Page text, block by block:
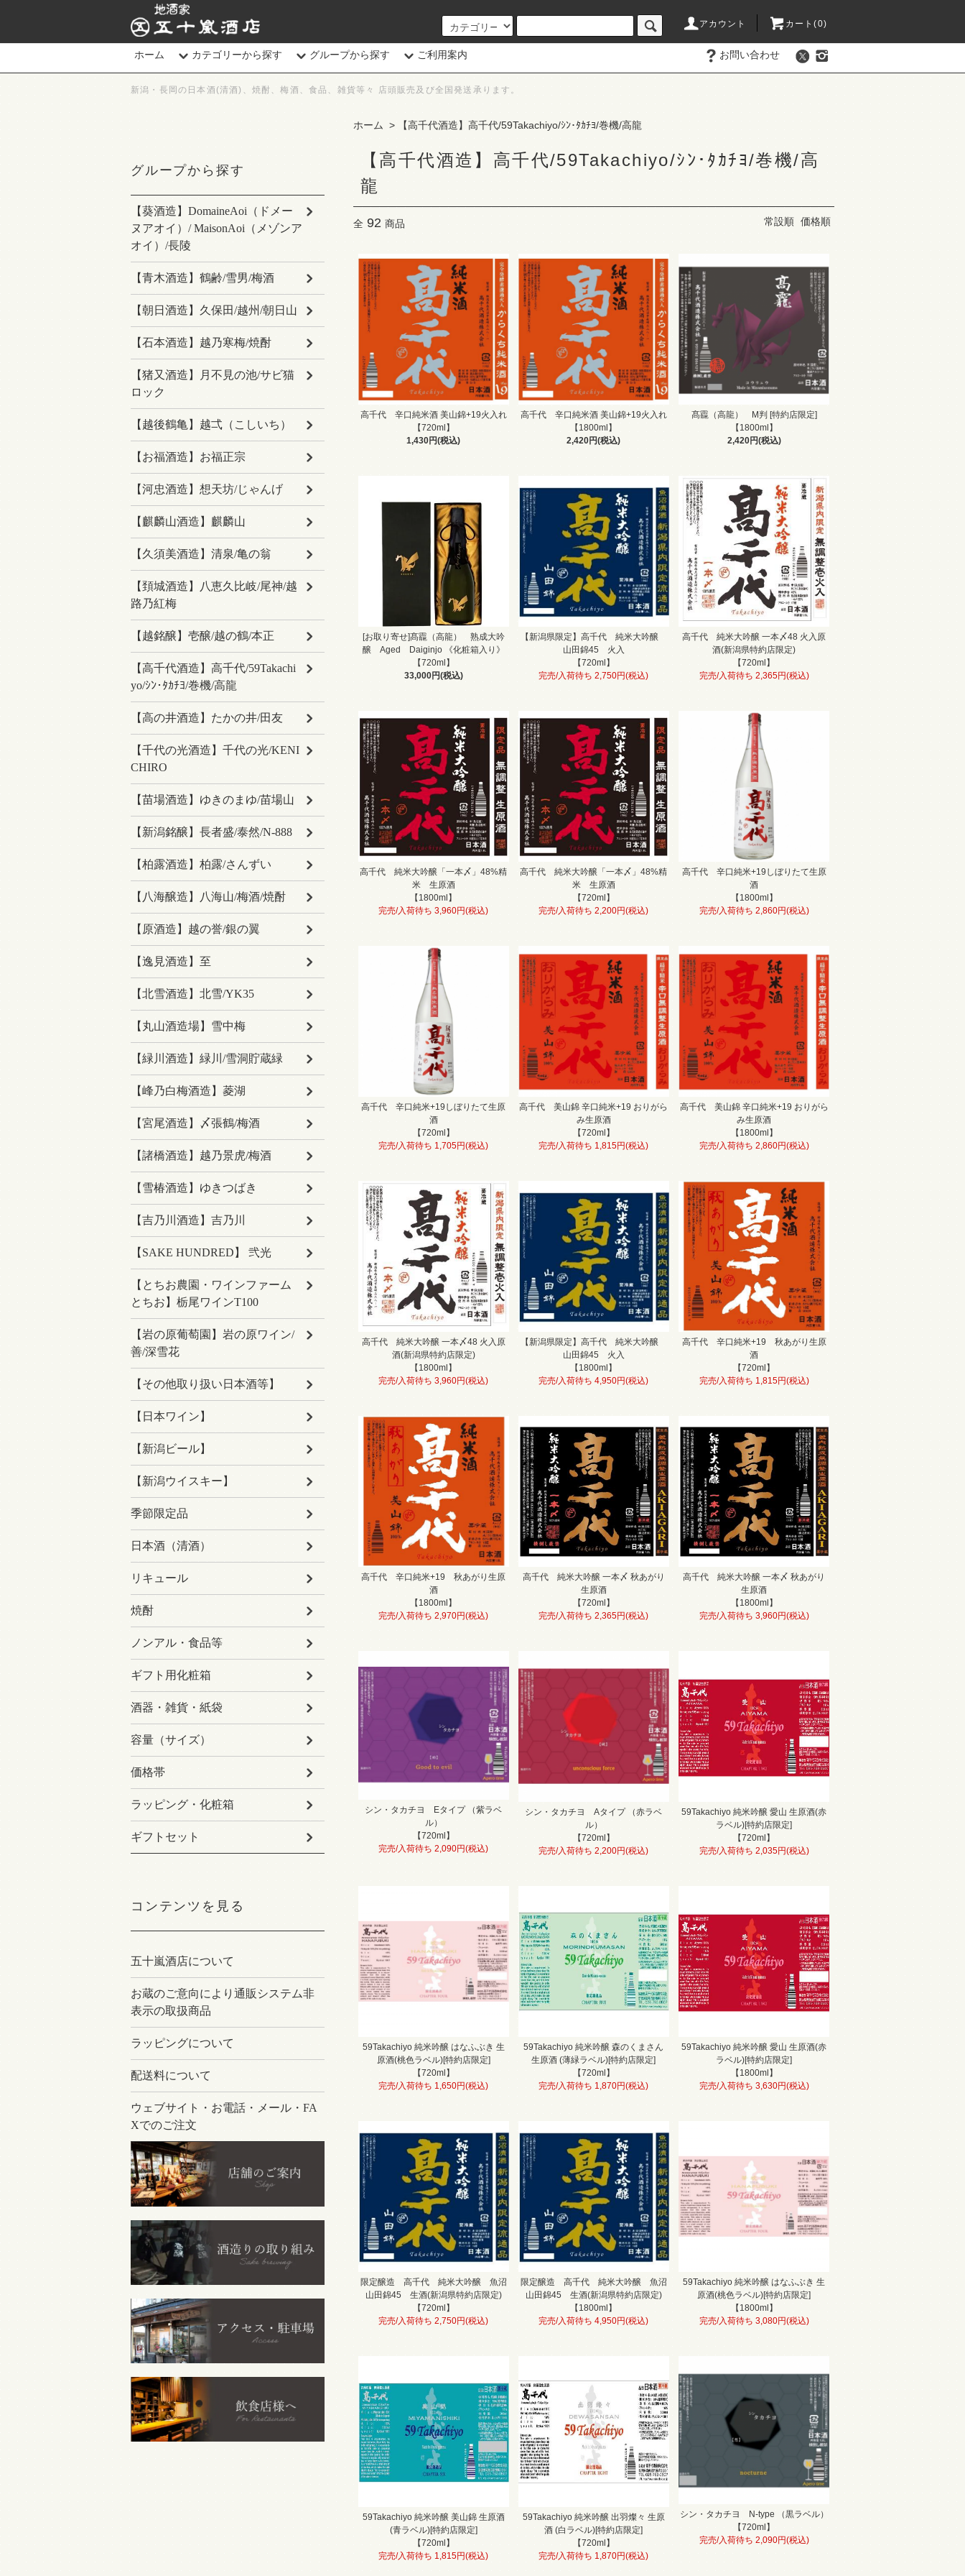
アカウント カート(0)
ホーム カテゴリーから探す グループから探す ご利用案内 お問い合わせ
新潟・長岡の日本酒(清酒)、焼酎、梅酒、食品、雑貨等々 店頭販売及び全国発送承ります。
ホーム > 【高千代酒造】高千代/59Takachiyo/ｼﾝ･ﾀｶﾁﾖ/巻機/高龍
【高千代酒造】高千代/59Takachiyo/ｼﾝ･ﾀｶﾁﾖ/巻機/高
龍
全 92 商品 常設順 価格順
高千代 辛口純米酒 美山錦+19火入れ
【720ml】
1,430円(税込)
高千代 辛口純米酒 美山錦+19火入れ
【1800ml】
2,420円(税込)
髙龗（高龍） M判 [特約店限定]
【1800ml】
2,420円(税込)
[お取り寄せ]髙龗（高龍） 熟成大吟
醸 Aged Daiginjo 《化粧箱入り》
【720ml】
33,000円(税込)
【新潟県限定】高千代 純米大吟醸
山田錦45 火入
【720ml】
完売/入荷待ち 2,750円(税込)
高千代 純米大吟醸 一本〆48 火入原
酒(新潟県特約店限定)
【720ml】
完売/入荷待ち 2,365円(税込)
高千代 純米大吟醸「一本〆」48%精
米 生原酒
【1800ml】
完売/入荷待ち 3,960円(税込)
高千代 純米大吟醸「一本〆」48%精
米 生原酒
【720ml】
完売/入荷待ち 2,200円(税込)
高千代 辛口純米+19しぼりたて生原
酒
【1800ml】
完売/入荷待ち 2,860円(税込)
高千代 辛口純米+19しぼりたて生原
酒
【720ml】
完売/入荷待ち 1,705円(税込)
高千代 美山錦 辛口純米+19 おりがら
み生原酒
【720ml】
完売/入荷待ち 1,815円(税込)
高千代 美山錦 辛口純米+19 おりがら
み生原酒
【1800ml】
完売/入荷待ち 2,860円(税込)
高千代 純米大吟醸 一本〆48 火入原
酒(新潟県特約店限定)
【1800ml】
完売/入荷待ち 3,960円(税込)
【新潟県限定】高千代 純米大吟醸
山田錦45 火入
【1800ml】
完売/入荷待ち 4,950円(税込)
高千代 辛口純米+19 秋あがり生原
酒
【720ml】
完売/入荷待ち 1,815円(税込)
高千代 辛口純米+19 秋あがり生原
酒
【1800ml】
完売/入荷待ち 2,970円(税込)
高千代 純米大吟醸 一本〆 秋あがり
生原酒
【720ml】
完売/入荷待ち 2,365円(税込)
高千代 純米大吟醸 一本〆 秋あがり
生原酒
【1800ml】
完売/入荷待ち 3,960円(税込)
シン・タカチヨ Eタイプ （紫ラベ
ル）
【720ml】
完売/入荷待ち 2,090円(税込)
シン・タカチヨ Aタイプ （赤ラベ
ル）
【720ml】
完売/入荷待ち 2,200円(税込)
59Takachiyo 純米吟醸 愛山 生原酒(赤
ラベル)[特約店限定]
【720ml】
完売/入荷待ち 2,035円(税込)
59Takachiyo 純米吟醸 はなふぶき 生
原酒(桃色ラベル)[特約店限定]
【720ml】
完売/入荷待ち 1,650円(税込)
59Takachiyo 純米吟醸 森のくまさん
生原酒 (薄緑ラベル)[特約店限定]
【720ml】
完売/入荷待ち 1,870円(税込)
59Takachiyo 純米吟醸 愛山 生原酒(赤
ラベル)[特約店限定]
【1800ml】
完売/入荷待ち 3,630円(税込)
限定醸造 高千代 純米大吟醸 魚沼
山田錦45 生酒(新潟県特約店限定)
【720ml】
完売/入荷待ち 2,750円(税込)
限定醸造 高千代 純米大吟醸 魚沼
山田錦45 生酒(新潟県特約店限定)
【1800ml】
完売/入荷待ち 4,950円(税込)
59Takachiyo 純米吟醸 はなふぶき 生
原酒(桃色ラベル)[特約店限定]
【1800ml】
完売/入荷待ち 3,080円(税込)
59Takachiyo 純米吟醸 美山錦 生原酒
(青ラベル)[特約店限定]
【720ml】
完売/入荷待ち 1,815円(税込)
59Takachiyo 純米吟醸 出羽燦々 生原
酒 (白ラベル)[特約店限定]
【720ml】
完売/入荷待ち 1,870円(税込)
シン・タカチヨ N-type （黒ラベル）
【720ml】
完売/入荷待ち 2,090円(税込)
グループから探す
【葵酒造】DomaineAoi（ドメー
ヌアオイ）/ MaisonAoi（メゾンア
オイ）/長陵
【青木酒造】鶴齢/雪男/梅酒
【朝日酒造】久保田/越州/朝日山
【石本酒造】越乃寒梅/焼酎
【猪又酒造】月不見の池/サビ猫
ロック
【越後鶴亀】越弌（こしいち）
【お福酒造】お福正宗
【河忠酒造】想天坊/じゃんげ
【麒麟山酒造】麒麟山
【久須美酒造】清泉/亀の翁
【頚城酒造】八恵久比岐/尾神/越
路乃紅梅
【越銘醸】壱醸/越の鶴/本正
【高千代酒造】高千代/59Takachi
yo/ｼﾝ･ﾀｶﾁﾖ/巻機/高龍
【高の井酒造】たかの井/田友
【千代の光酒造】千代の光/KENI
CHIRO
【苗場酒造】ゆきのまゆ/苗場山
【新潟銘醸】長者盛/泰然/N-888
【柏露酒造】柏露/さんずい
【八海醸造】八海山/梅酒/焼酎
【原酒造】越の誉/銀の翼
【逸見酒造】至
【北雪酒造】北雪/YK35
【丸山酒造場】雪中梅
【緑川酒造】緑川/雪洞貯蔵緑
【峰乃白梅酒造】菱湖
【宮尾酒造】〆張鶴/梅酒
【諸橋酒造】越乃景虎/梅酒
【雪椿酒造】ゆきつばき
【吉乃川酒造】吉乃川
【SAKE HUNDRED】 弐光
【とちお農園・ワインファーム
とちお】栃尾ワインT100
【岩の原葡萄園】岩の原ワイン/
善/深雪花
【その他取り扱い日本酒等】
【日本ワイン】
【新潟ビール】
【新潟ウイスキー】
季節限定品
日本酒（清酒）
リキュール
焼酎
ノンアル・食品等
ギフト用化粧箱
酒器・雑貨・紙袋
容量（サイズ）
価格帯
ラッピング・化粧箱
ギフトセット
コンテンツを見る
五十嵐酒店について
お蔵のご意向により通販システム非
表示の取扱商品
ラッピングについて
配送料について
ウェブサイト・お電話・メール・FA
Xでのご注文